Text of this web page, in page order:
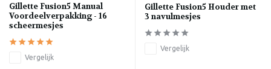
Gillette Fusion5 Manual
Voordeelverpakking - 16
scheermesjes
Vergelijk
Gillette Fusion5 Houder met
3 navulmesjes
Vergelijk